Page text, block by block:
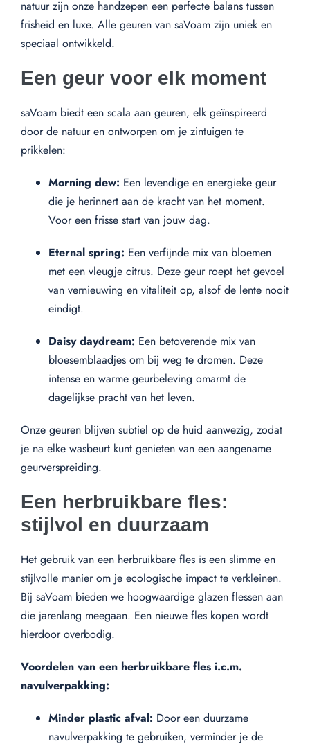
natuur zijn onze handzepen een perfecte balans tussen
frisheid en luxe. Alle geuren van saVoam zijn uniek en
speciaal ontwikkeld.
Een geur voor elk moment
saVoam biedt een scala aan geuren, elk geïnspireerd
door de natuur en ontworpen om je zintuigen te
prikkelen:
Morning dew: Een levendige en energieke geur
die je herinnert aan de kracht van het moment.
Voor een frisse start van jouw dag.
Eternal spring: Een verfijnde mix van bloemen
met een vleugje citrus. Deze geur roept het gevoel
van vernieuwing en vitaliteit op, alsof de lente nooit
eindigt.
Daisy daydream: Een betoverende mix van
bloesemblaadjes om bij weg te dromen. Deze
intense en warme geurbeleving omarmt de
dagelijkse pracht van het leven.
Onze geuren blijven subtiel op de huid aanwezig, zodat
je na elke wasbeurt kunt genieten van een aangename
geurverspreiding.
Een herbruikbare fles:
stijlvol en duurzaam
Het gebruik van een herbruikbare fles is een slimme en
stijlvolle manier om je ecologische impact te verkleinen.
Bij saVoam bieden we hoogwaardige glazen flessen aan
die jarenlang meegaan. Een nieuwe fles kopen wordt
hierdoor overbodig.
Voordelen van een herbruikbare fles i.c.m.
navulverpakking:
Minder plastic afval: Door een duurzame
navulverpakking te gebruiken, verminder je de